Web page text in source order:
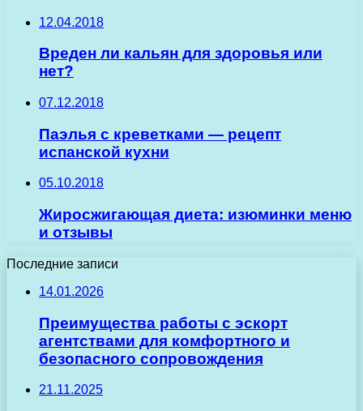
12.04.2018
Вреден ли кальян для здоровья или
нет?
07.12.2018
Паэлья с креветками — рецепт
испанской кухни
05.10.2018
Жиросжигающая диета: изюминки меню
и отзывы
Последние записи
14.01.2026
Преимущества работы с эскорт
агентствами для комфортного и
безопасного сопровождения
21.11.2025